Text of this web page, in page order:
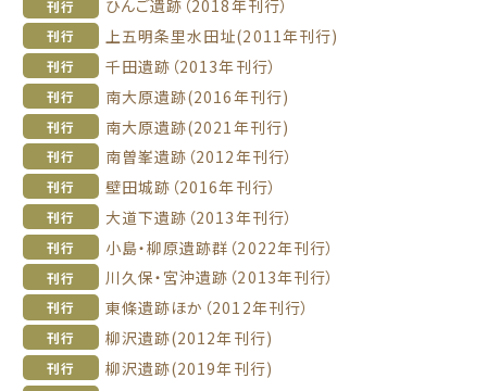
刊行 ひんご遺跡（2018年刊行）
刊行 上五明条里水田址(2011年刊行)
刊行 千田遺跡（2013年刊行）
刊行 南大原遺跡(2016年刊行)
刊行 南大原遺跡(2021年刊行)
刊行 南曽峯遺跡（2012年刊行）
刊行 壁田城跡（2016年刊行）
刊行 大道下遺跡（2013年刊行）
刊行 小島・柳原遺跡群（2022年刊行）
刊行 川久保・宮沖遺跡（2013年刊行）
刊行 東條遺跡ほか（2012年刊行）
刊行 柳沢遺跡(2012年刊行)
刊行 柳沢遺跡(2019年刊行)